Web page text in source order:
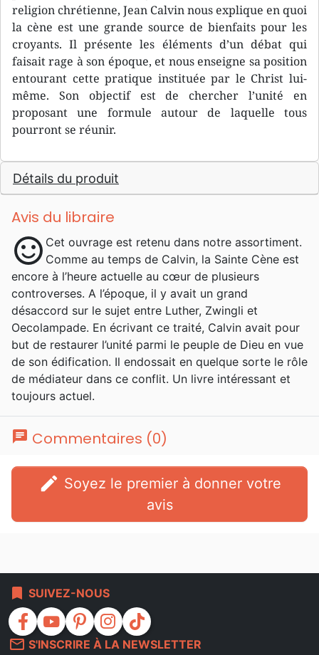
religion chrétienne, Jean Calvin nous explique en quoi
la cène est une grande source de bienfaits pour les
croyants. Il présente les éléments d’un débat qui
faisait rage à son époque, et nous enseigne sa position
entourant cette pratique instituée par le Christ lui-
même. Son objectif est de chercher l’unité en
proposant une formule autour de laquelle tous
pourront se réunir.
Détails du produit
Avis du libraire
sentiment_satisfied Cet ouvrage est retenu dans notre assortiment.
Comme au temps de Calvin, la Sainte Cène est
encore à l’heure actuelle au cœur de plusieurs
controverses. A l’époque, il y avait un grand
désaccord sur le sujet entre Luther, Zwingli et
Oecolampade. En écrivant ce traité, Calvin avait pour
but de restaurer l’unité parmi le peuple de Dieu en vue
de son édification. Il endossait en quelque sorte le rôle
de médiateur dans ce conflit. Un livre intéressant et
toujours actuel.
chat Commentaires (0)
edit
avis
bookmark SUIVEZ-NOUS
facebook youtube pinterest instagram
tiktok
mail_outline S'INSCRIRE À LA NEWSLETTER